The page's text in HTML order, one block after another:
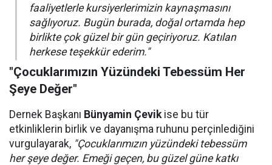
faaliyetlerle kursiyerlerimizin kaynaşmasını
sağlıyoruz. Bugün burada, doğal ortamda hep
birlikte çok güzel bir gün geçiriyoruz. Katılan
herkese teşekkür ederim."
"Çocuklarımızın Yüzündeki Tebessüm Her
Şeye Değer"
Dernek Başkanı Bünyamin Çevikise bu tür
etkinliklerin birlik ve dayanışma ruhunu perçinlediğini
vurgulayarak, "Çocuklarımızın yüzündeki tebessüm
her şeye değer. Emeği geçen, bu güzel güne katkı